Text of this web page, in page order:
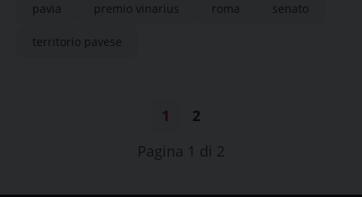
pavia premio vinarius roma senato
territorio pavese
1
2
Pagina 1 di 2